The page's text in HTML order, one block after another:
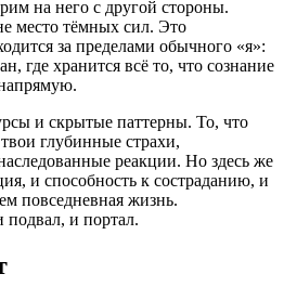
на него с другой стороны.
место тёмных сил. Это
за пределами обычного «я»:
где хранится всё то, что сознание
и скрытые паттерны. То, что
глубинные страхи,
реакции. Но здесь же
и способность к состраданию, и
повседневная жизнь.
и портал.